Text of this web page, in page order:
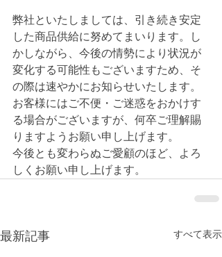
弊社といたしましては、引き続き安定
した商品供給に努めてまいります。し
かしながら、今後の情勢により状況が
変化する可能性もございますため、そ
の際は速やかにお知らせいたします。
お客様にはご不便・ご迷惑をおかけす
る場合がございますが、何卒ご理解賜
りますようお願い申し上げます。
今後とも変わらぬご愛顧のほど、よろ
しくお願い申し上げます。
最新記事 すべて表示